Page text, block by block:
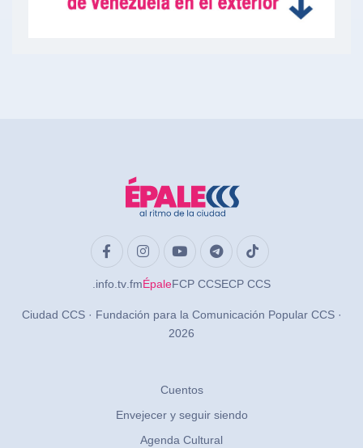
.info .tv .fmÉpaleFCP CCSECP CCS
Ciudad CCS · Fundación para la Comunicación Popular CCS ·
2026
Cuentos
Envejecer y seguir siendo
Agenda Cultural